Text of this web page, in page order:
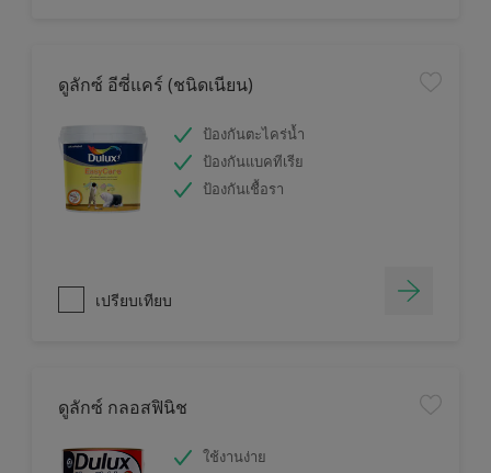
ดูลักซ์ อีซี่แคร์ (ชนิดเนียน)
ป้องกันตะไคร่น้ำ
ป้องกันแบคทีเรีย
ป้องกันเชื้อรา
เปรียบเทียบ
ดูลักซ์ กลอสฟินิช
ใช้งานง่าย